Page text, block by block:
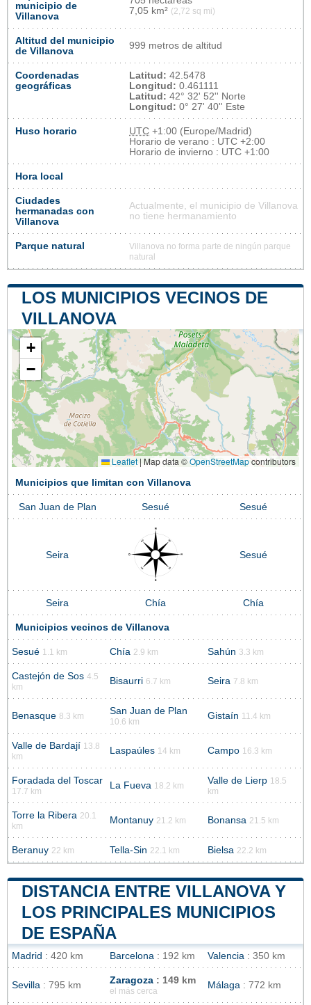
municipio de
Villanova
7,05 km² (2,72 sq mi)
Altitud del municipio
de Villanova
999 metros de altitud
Coordenadas
geográficas
Latitud: 42.5478
Longitud: 0.461111
Latitud: 42° 32' 52'' Norte
Longitud: 0° 27' 40'' Este
Huso horario UTC +1:00 (Europe/Madrid)
Horario de verano : UTC +2:00
Horario de invierno : UTC +1:00
Hora local
Ciudades
hermanadas con
Villanova
Actualmente, el municipio de Villanova
no tiene hermanamiento
Parque natural
Villanova no forma parte de ningún parque
natural
LOS MUNICIPIOS VECINOS DE
VILLANOVA
+
−
Leaflet | Map data ©OpenStreetMapcontributors
Municipios que limitan con Villanova
San Juan de Plan Sesué Sesué
Seira Sesué
Seira Chía Chía
Municipios vecinos de Villanova
Sesué 1.1 km Chía 2.9 km Sahún 3.3 km
Castejón de Sos 4.5
km
Bisaurri 6.7 km Seira 7.8 km
Benasque 8.3 km San Juan de Plan
10.6 km
Gistaín 11.4 km
Valle de Bardají 13.8
km
Laspaúles 14 km Campo 16.3 km
Foradada del Toscar
17.7 km
La Fueva 18.2 km Valle de Lierp 18.5
km
Torre la Ribera 20.1
km
Montanuy 21.2 km Bonansa 21.5 km
Beranuy 22 km Tella-Sin 22.1 km Bielsa 22.2 km
DISTANCIA ENTRE VILLANOVA Y
LOS PRINCIPALES MUNICIPIOS
DE ESPAÑA
Madrid : 420 km Barcelona : 192 km Valencia : 350 km
Sevilla : 795 km Zaragoza : 149 km
el más cerca
Málaga : 772 km